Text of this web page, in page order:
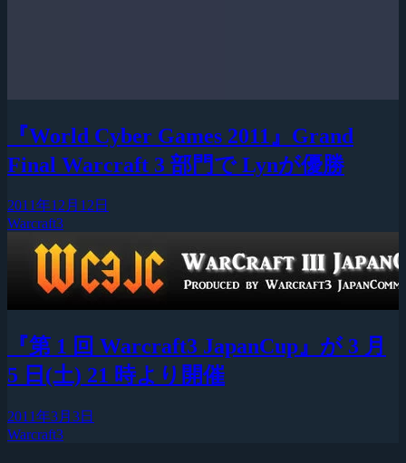
『World Cyber Games 2011』Grand
Final Warcraft 3 部門で Lynが優勝
2011年12月12日
Warcraft3
『第 1 回 Warcraft3 JapanCup』が 3 月
5 日(土) 21 時より開催
2011年3月3日
Warcraft3